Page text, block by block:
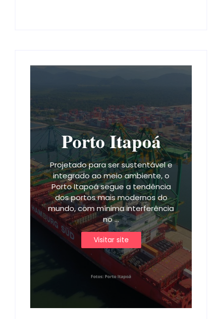
Porto Itapoá
Projetado para ser sustentável e
integrado ao meio ambiente, o
Porto Itapoá segue a tendência
dos portos mais modernos do
mundo, com mínima interferência
no ...
Visitar site